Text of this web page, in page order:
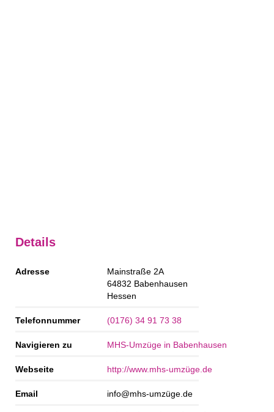
Details
Adresse
Mainstraße 2A
64832 Babenhausen
Hessen
Telefonnummer (0176) 34 91 73 38
Navigieren zu MHS-Umzüge in Babenhausen
Webseite http://www.mhs-umzüge.de
Email info@mhs-umzüge.de